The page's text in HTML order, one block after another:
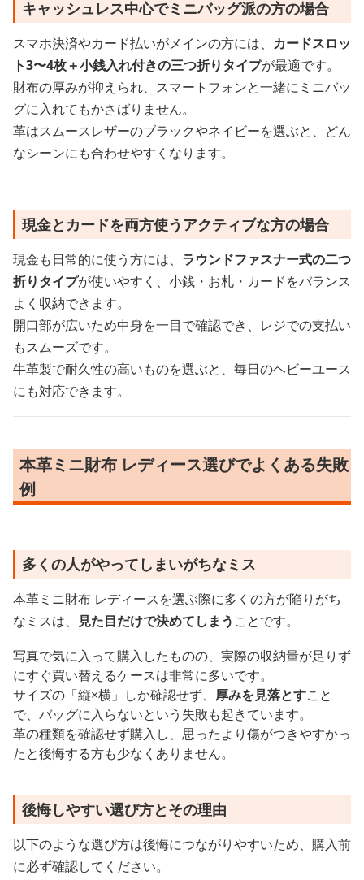
キャッシュレス中心でミニバッグ派の方の場合
スマホ決済やカード払いがメインの方には、 カードスロッ
ト3〜4枚＋小銭入れ付きの三つ折りタイプが最適です。
財布の厚みが抑えられ、スマートフォンと一緒にミニバッ
グに入れてもかさばりません。
革はスムースレザーのブラックやネイビーを選ぶと、どん
なシーンにも合わせやすくなります。
現金とカードを両方使うアクティブな方の場合
現金も日常的に使う方には、 ラウンドファスナー式の二つ
折りタイプが使いやすく、小銭・お札・カードをバランス
よく収納できます。
開口部が広いため中身を一目で確認でき、レジでの支払い
もスムーズです。
牛革製で耐久性の高いものを選ぶと、毎日のヘビーユース
にも対応できます。
本革ミニ財布 レディース選びでよくある失敗
例
多くの人がやってしまいがちなミス
本革ミニ財布 レディースを選ぶ際に多くの方が陥りがち
なミスは、
見た目だけで決めてしまう ことです。
写真で気に入って購入したものの、実際の収納量が足りず
にすぐ買い替えるケースは非常に多いです。
サイズの「縦×横」しか確認せず、 厚みを見落とすこと
で、バッグに入らないという失敗も起きています。
革の種類を確認せず購入し、思ったより傷がつきやすかっ
たと後悔する方も少なくありません。
後悔しやすい選び方とその理由
以下のような選び方は後悔につながりやすいため、購入前
に必ず確認してください。